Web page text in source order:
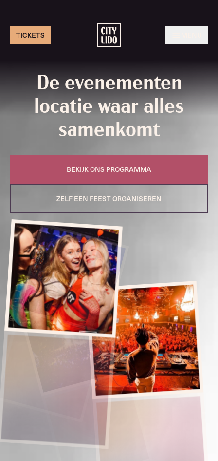
TICKETS
De evenementen
locatie waar alles
samenkomt
BEKIJK ONS PROGRAMMA
ZELF EEN FEEST ORGANISEREN